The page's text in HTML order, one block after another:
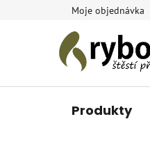
Moje objednávka
Produkty